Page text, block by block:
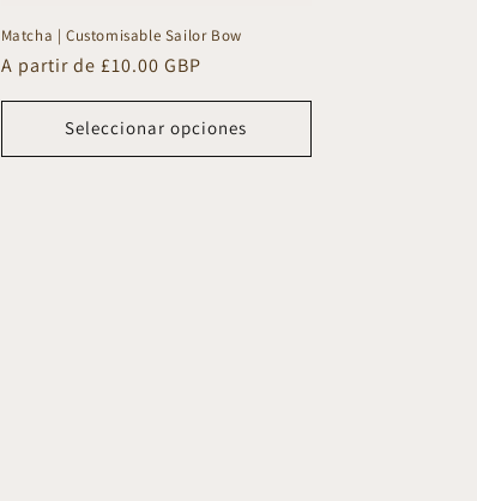
Matcha | Customisable Sailor Bow
Precio
A partir de £10.00 GBP
Seleccionar opciones